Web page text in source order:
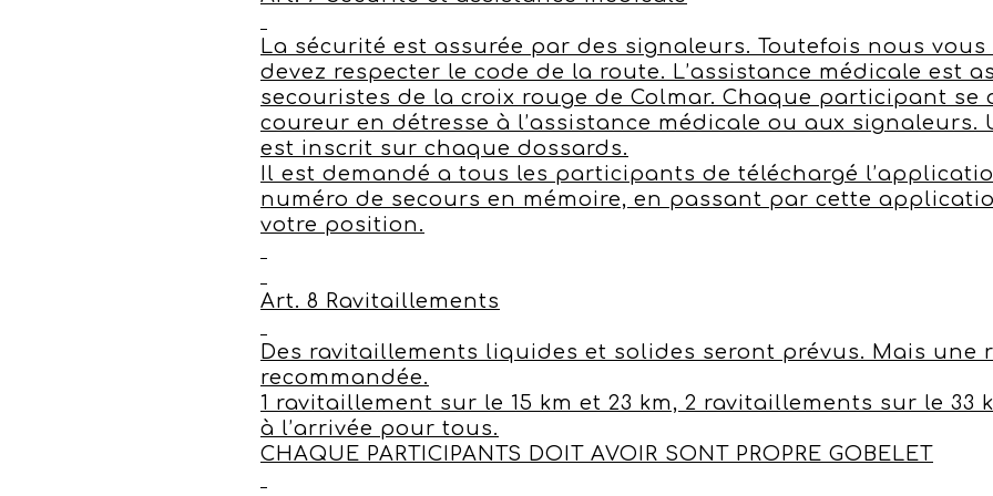
La sécurité est assurée par des signaleurs. Toutefois nous
devez respecter le code de la route. L’assistance médicale est
secouristes de la croix rouge de Colmar. Chaque participant
coureur en détresse à l’assistance médicale ou aux signaleurs.
est inscrit sur chaque dossards.
Il est demandé a tous les participants de téléchargé
numéro de secours en mémoire, en passant par cette
votre position.
Art. 8 Ravitaillements
Des ravitaillements liquides et solides seront prévus. Mais une
recommandée.
1 ravitaillement sur le 15 km et 23 km, 2 ravitaillements sur le 33
à l’arrivée pour tous.
CHAQUE PARTICIPANTS DOIT AVOIR SONT PROPRE GOBELET